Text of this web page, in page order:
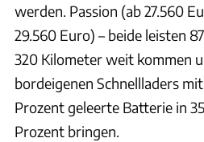
werden. Passion (ab 27.560
29.560 Euro) – beide leisten
320 Kilometer weit kommen
bordeigenen Schnellladers
Prozent geleerte Batterie in
Prozent bringen.